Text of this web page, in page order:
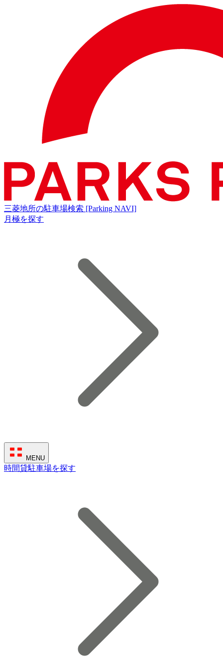
三菱地所の駐車場検索 [Parking NAVI]
月極を探す
MENU
時間貸駐車場を探す